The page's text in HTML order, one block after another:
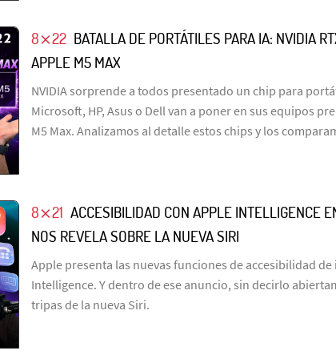
8⨯22 BATALLA DE PORTÁTILES PARA IA: NVIDIA
APPLE M5 MAX
NVIDIA sorprende a todos presentado un chip para
Microsoft, HP, Asus o Dell van a poner en sus equipos
M5 Max. Analizamos al detalle estos chips y los
8⨯21 ACCESIBILIDAD CON APPLE INTELLIGENCE
NOS REVELA SOBRE LA NUEVA SIRI
Apple presenta las nuevas funciones de accesibilidad de
Intelligence. Y dentro de ese anuncio, sin decirlo
tripas de la nueva Siri.